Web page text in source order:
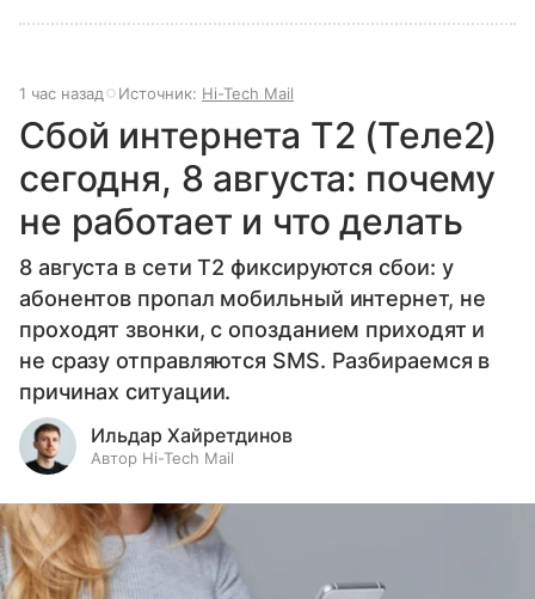
1 час назад Источник: Hi-Tech Mail
Сбой интернета T2 (Теле2)
сегодня, 8 августа: почему
не работает и что делать
8 августа в сети T2 фиксируются сбои: у
абонентов пропал мобильный интернет, не
проходят звонки, с опозданием приходят и
не сразу отправляются SMS. Разбираемся в
причинах ситуации.
Ильдар Хайретдинов
Автор Hi-Tech Mail